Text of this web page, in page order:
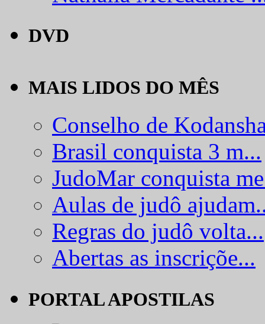
DVD
MAIS LIDOS DO MÊS
Conselho de
Brasil conquista 3 m...
JudoMar conquista
Aulas de judô
Regras do judô volta...
Abertas as inscriçõe...
PORTAL APOSTILAS